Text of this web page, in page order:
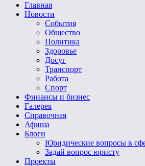
Главная
Новости
События
Общество
Политика
Здоровье
Досуг
Транспорт
Работа
Спорт
Финансы и бизнес
Галерея
Справочная
Афиша
Блоги
Юридические вопросы в
Задай вопрос юристу
Проекты